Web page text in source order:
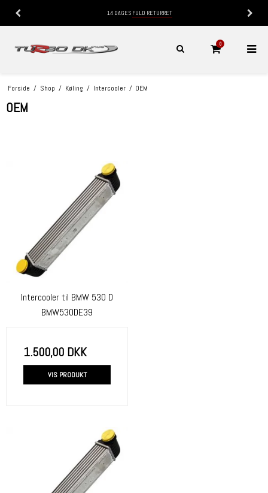
14 DAGES FULD RETURRET
0
Forside / Shop / Køling / Intercooler / OEM
OEM
Intercooler til BMW 530 D
BMW530DE39
1.500,00 DKK
VIS PRODUKT